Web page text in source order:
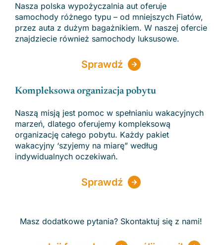
Nasza polska wypożyczalnia aut oferuje
samochody różnego typu – od mniejszych Fiatów,
przez auta z dużym bagażnikiem. W naszej ofercie
znajdziecie również samochody luksusowe.
Sprawdź
Kompleksowa organizacja pobytu
Naszą misją jest pomoc w spełnianiu wakacyjnych
marzeń, dlatego oferujemy kompleksową
organizację całego pobytu. Każdy pakiet
wakacyjny ‘szyjemy na miarę” według
indywidualnych oczekiwań.
Sprawdź
Masz dodatkowe pytania? Skontaktuj się z nami!